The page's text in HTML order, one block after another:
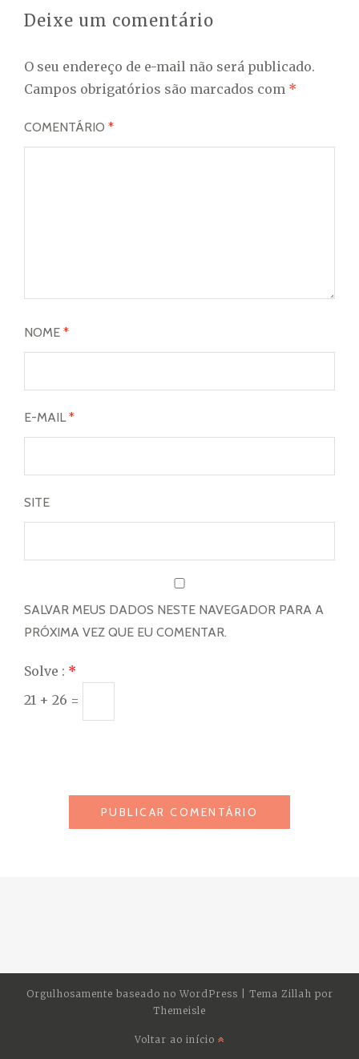
Deixe um comentário
O seu endereço de e-mail não será publicado.
Campos obrigatórios são marcados com *
COMENTÁRIO *
NOME *
E-MAIL*
SITE
SALVAR MEUS DADOS NESTE NAVEGADOR PARA A
PRÓXIMA VEZ QUE EU COMENTAR.
Solve : *
21 + 26 =
Orgulhosamente baseado no WordPress
Tema Zillah por
Themeisle
Voltar ao início